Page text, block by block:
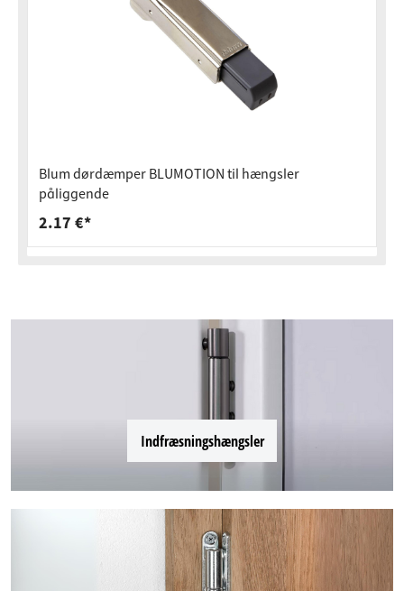
Blum dørdæmper BLUMOTION til hængsler
påliggende
2.17 €*
Indfræsningshængsler